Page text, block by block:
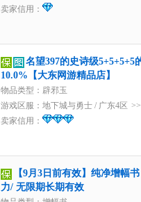
卖家信用：
名望397的史诗级
10.0%【大东网游精品店】
物品类型：辟邪玉
游戏区服： 地下城与勇士 / 广东4区
卖家信用：
【9月3日前有效】纯净增幅
力/ 无限期长期有效